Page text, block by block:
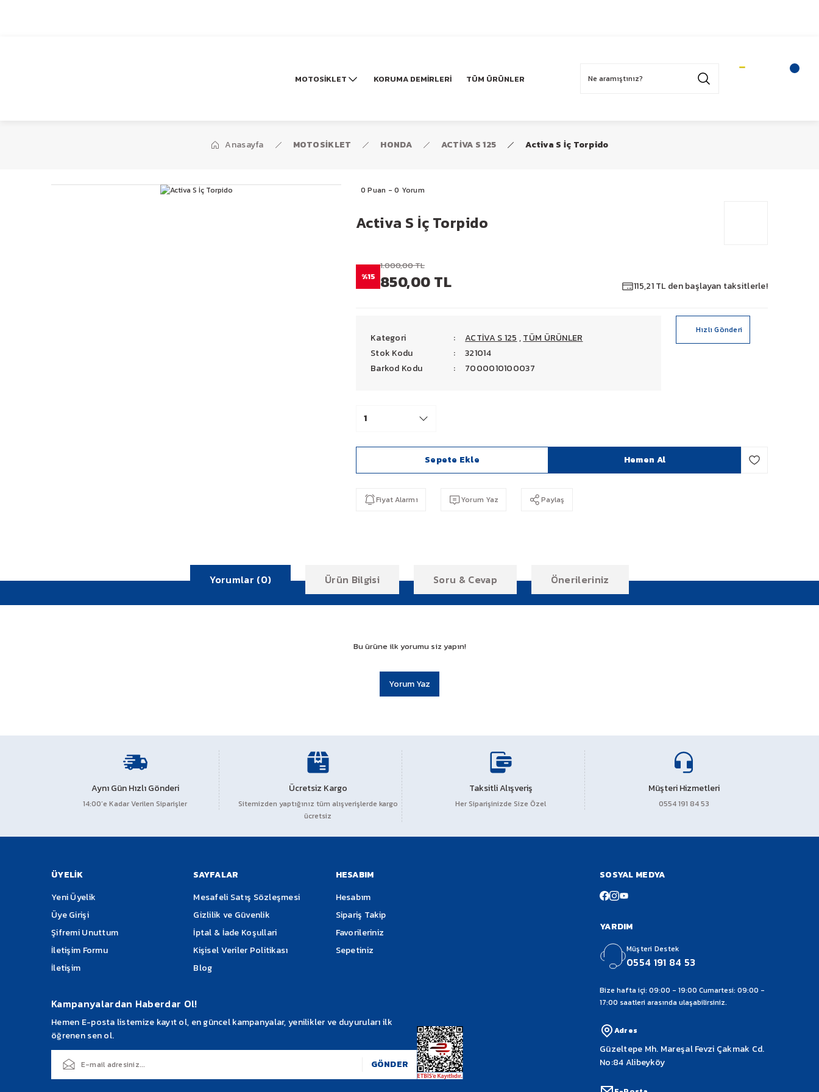
MOTOSİKLET KORUMA DEMİRLERİ TÜM ÜRÜNLER
Anasayfa MOTOSİKLET HONDA ACTİVA S 125 Activa S İç Torpido
0 Puan - 0 Yorum
Activa S İç Torpido
%15
1.000,00 TL
850,00 TL 115,21 TL den başlayan taksitlerle!
Kategori ACTİVA S 125 ,TÜM ÜRÜNLER
Stok Kodu
321014
Barkod Kodu
7000010100037
Hızlı Gönderi
Sepete Ekle Hemen Al
Fiyat Alarmı Yorum Yaz Paylaş
Yorumlar (0) Ürün Bilgisi Soru & Cevap Önerileriniz
Bu ürüne ilk yorumu siz yapın!
Yorum Yaz
YBS Motor Güvencesi ile
Kargo Teslimatında Görevli Ürünü Size Teslim Ederken Lütfen Satın Aldığınız Ürünü Kargo Görevlisi Yanında Açıp Kontrol Ediniz. Üründe Herhangi Bir Hasar
Ürün hakkında henüz soru sorulmamış.
Soru Sor
Bu ürünün fiyat bilgisi, resim, ürün açıklamalarında ve diğer konularda yetersiz gördüğünüz noktaları öneri formunu kullanarak tarafımıza iletebilirsiniz.
Ürün resmi kalitesiz, bozuk veya görüntülenemiyor.
Bu ürüne benzer farklı alternatifler olmalı.
Aynı Gün Hızlı Gönderi
14:00’e Kadar Verilen Siparişler
Ücretsiz Kargo
Sitemizden yaptığınız tüm alışverişlerde kargo
ücretsiz
Taksitli Alışveriş
Her Siparişinizde Size Özel
Müşteri Hizmetleri
0554 191 84 53
ÜYELİK
Yeni Üyelik
Üye Girişi
Şifremi Unuttum
İletişim Formu
İletişim
SAYFALAR
Mesafeli Satış Sözleşmesi
Gizlilik ve Güvenlik
İptal & İade Koşullari
Kişisel Veriler Politikası
Blog
HESABIM
Hesabım
Sipariş Takip
Favorileriniz
Sepetiniz
Kampanyalardan Haberdar Ol!
Hemen E-posta listemize kayıt ol, en güncel kampanyalar, yenilikler ve duyuruları ilk
öğrenen sen ol.
GÖNDER
SOSYAL MEDYA
YARDIM
Müşteri Destek
0554 191 84 53
Bize hafta içi: 09:00 - 19:00 Cumartesi: 09:00 -
17:00 saatleri arasında ulaşabilirsiniz.
Adres
Güzeltepe Mh. Mareşal Fevzi Çakmak Cd.
No:84 Alibeyköy